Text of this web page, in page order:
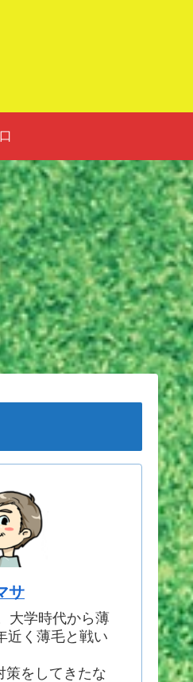
サ
大学時代から薄
近く薄毛と戦い
策をしてきたな